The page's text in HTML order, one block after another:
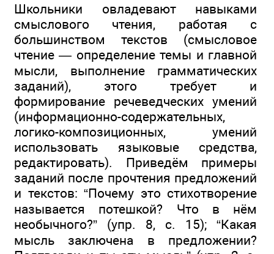
Школьники овладевают навыками
смыслового чтения, работая с
большинством текстов (смысловое
чтение — определение темы и главной
мысли, выполнение грамматических
заданий), этого требует и
формирование речеведческих умений
(информационно-содержательных,
логико-композиционных, умений
использовать языковые средства,
редактировать). Приведём примеры
заданий после прочтения предложений
и текстов: “Почему это стихотворение
называется потешкой? Что в нём
необычного?” (упр. 8, с. 15); “Какая
мысль заключена в предложении?